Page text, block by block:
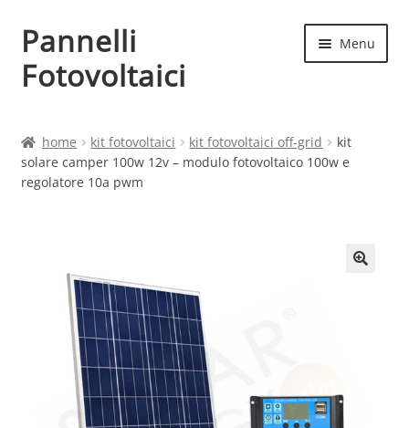
Vai
alla
navigazione
Vai
al
contenuto
Pannelli
Fotovoltaici
Menu
Cart
Contatti
My account
Produttori
home kit fotovoltaici kit fotovoltaici off-grid
kit
solare camper 100w 12v – modulo fotovoltaico 100w e
regolatore 10a pwm